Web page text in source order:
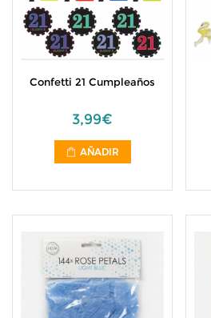
Confetti 21 Cumpleaños
3,99€
AÑADIR